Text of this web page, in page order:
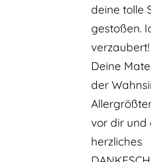
deine tolle
gestoßen.
verzaubert!
Deine
der
vor dir und
herzliches